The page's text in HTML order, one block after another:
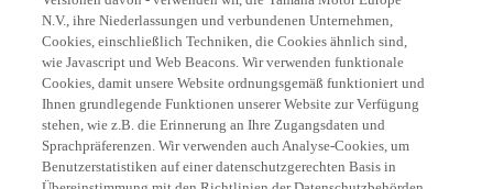
N.V., ihre Niederlassungen und verbundenen Unternehmen,
Cookies, einschließlich Techniken, die Cookies ähnlich sind,
wie Javascript und Web Beacons. Wir verwenden funktionale
Cookies, damit unsere Website ordnungsgemäß funktioniert und
Ihnen grundlegende Funktionen unserer Website zur Verfügung
stehen, wie z.B. die Erinnerung an Ihre Zugangsdaten und
Sprachpräferenzen. Wir verwenden auch Analyse-Cookies, um
Benutzerstatistiken auf einer datenschutzgerechten Basis in
Übereinstimmung mit den Richtlinien der Datenschutzbehörden